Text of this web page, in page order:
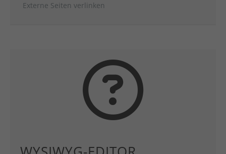
Externe Seiten verlinken